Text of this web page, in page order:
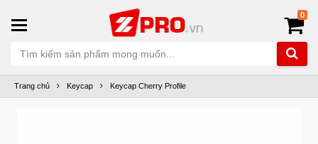
0
Trang chủ Keycap Keycap Cherry Profile